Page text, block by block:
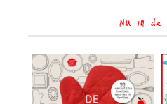
Nu in de